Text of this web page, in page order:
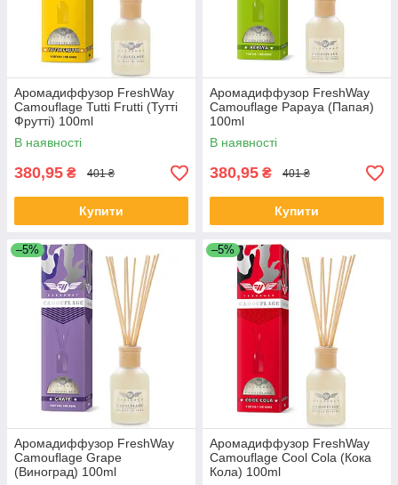
Аромадиффузор FreshWay
Camouflage Tutti Frutti (Тутті
Фрутті) 100ml
В наявності
380,95 ₴ 401 ₴
Купити
Аромадиффузор FreshWay
Camouflage Papaya (Папая)
100ml
В наявності
380,95 ₴ 401 ₴
Купити
–5%
Аромадиффузор FreshWay
Camouflage Grape
(Виноград) 100ml
–5%
Аромадиффузор FreshWay
Camouflage Cool Cola (Кока
Кола) 100ml